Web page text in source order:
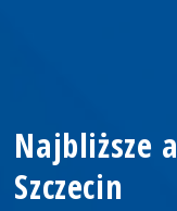
Najbliższe
Szczecin